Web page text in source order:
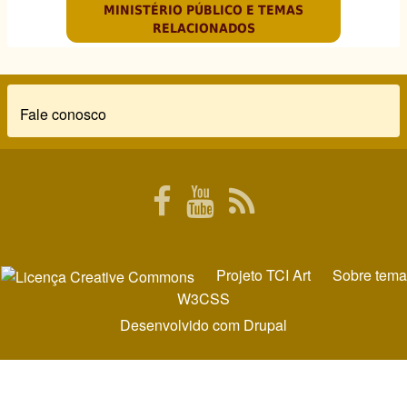
MINISTÉRIO PÚBLICO E TEMAS
RELACIONADOS
Rodapé
Fale conosco
ProjetoTCI ArtSobre tema
W3CSS
Desenvolvido com Drupal